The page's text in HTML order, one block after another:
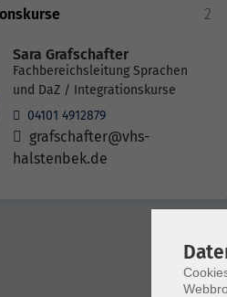
2
Sara Grafschafter
Fachbereichsleitung Sprachen
und DaZ / Integrationskurse
04101 4912879
grafschafter@vhs-
halstenbek.de